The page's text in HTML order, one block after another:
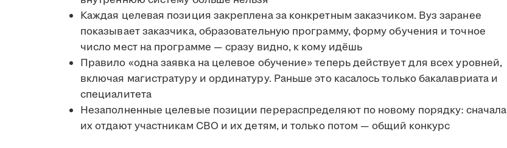
Каждая целевая позиция закреплена за конкретным заказчиком. Вуз заранее
показывает заказчика, образовательную программу, форму обучения и точное
число мест на программе — сразу видно, к кому идёшь
Правило «одна заявка на целевое обучение» теперь действует для всех уровней,
включая магистратуру и ординатуру. Раньше это касалось только бакалавриата и
специалитета
Незаполненные целевые позиции перераспределяют по новому порядку: сначала
их отдают участникам СВО и их детям, и только потом — общий конкурс